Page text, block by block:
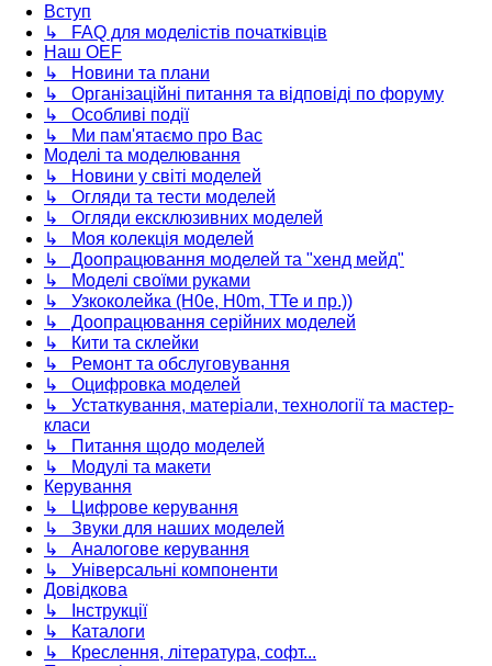
Вступ
↳ FAQ для моделістів початківців
Наш OEF
↳ Новини та плани
↳ Організаційні питання та відповіді по форуму
↳ Особливі події
↳ Ми пам'ятаємо про Вас
Моделі та моделювання
↳ Новини у світі моделей
↳ Огляди та тести моделей
↳ Огляди ексклюзивних моделей
↳ Моя колекція моделей
↳ Доопрацювання моделей та "хенд мейд"
↳ Моделі своїми руками
↳ Узкоколейка (H0e, H0m, TTe и пр.))
↳ Доопрацювання серійних моделей
↳ Кити та склейки
↳ Ремонт та обслуговування
↳ Оцифровка моделей
↳ Устаткування, матеріали, технології та мастер-
класи
↳ Питання щодо моделей
↳ Модулі та макети
Керування
↳ Цифрове керування
↳ Звуки для наших моделей
↳ Аналогове керування
↳ Універсальні компоненти
Довідкова
↳ Інструкції
↳ Каталоги
↳ Креслення, література, софт...